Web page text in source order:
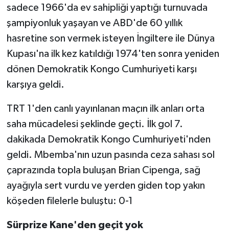
sadece 1966'da ev sahipliği yaptığı turnuvada
şampiyonluk yaşayan ve ABD'de 60 yıllık
hasretine son vermek isteyen İngiltere ile Dünya
Kupası'na ilk kez katıldığı 1974'ten sonra yeniden
dönen Demokratik Kongo Cumhuriyeti karşı
karşıya geldi.
TRT 1'den canlı yayınlanan maçın ilk anları orta
saha mücadelesi şeklinde geçti. İlk gol 7.
dakikada Demokratik Kongo Cumhuriyeti'nden
geldi. Mbemba'nın uzun pasında ceza sahası sol
çaprazında topla buluşan Brian Cipenga, sağ
ayağıyla sert vurdu ve yerden giden top yakın
köşeden filelerle buluştu: 0-1
Sürprize Kane'den geçit yok